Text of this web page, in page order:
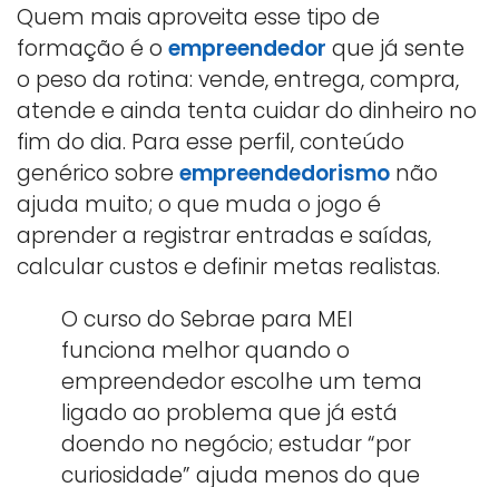
Quem mais aproveita esse tipo de
formação é o empreendedor que já sente
o peso da rotina: vende, entrega, compra,
atende e ainda tenta cuidar do dinheiro no
fim do dia. Para esse perfil, conteúdo
genérico sobre empreendedorismo não
ajuda muito; o que muda o jogo é
aprender a registrar entradas e saídas,
calcular custos e definir metas realistas.
O curso do Sebrae para MEI
funciona melhor quando o
empreendedor escolhe um tema
ligado ao problema que já está
doendo no negócio; estudar “por
curiosidade” ajuda menos do que